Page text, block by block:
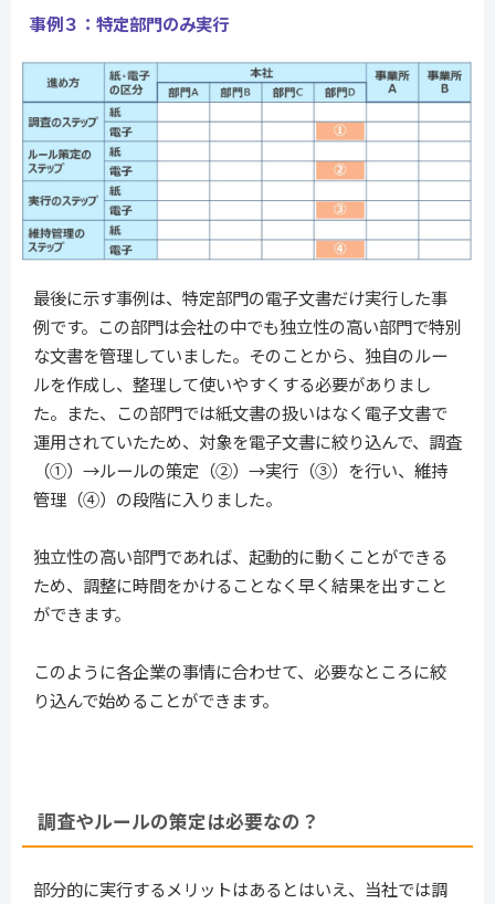
事例３：特定部門のみ実行
最後に示す事例は、特定部門の電子文書だけ実行した事
例です。この部門は会社の中でも独立性の高い部門で特別
な文書を管理していました。そのことから、独自のルー
ルを作成し、整理して使いやすくする必要がありまし
た。また、この部門では紙文書の扱いはなく電子文書で
運用されていたため、対象を電子文書に絞り込んで、調査
（①）→ルールの策定（②）→実行（③）を行い、維持
管理（④）の段階に入りました。
独立性の高い部門であれば、起動的に動くことができる
ため、調整に時間をかけることなく早く結果を出すこと
ができます。
このように各企業の事情に合わせて、必要なところに絞
り込んで始めることができます。
調査やルールの策定は必要なの？
部分的に実行するメリットはあるとはいえ、当社では調